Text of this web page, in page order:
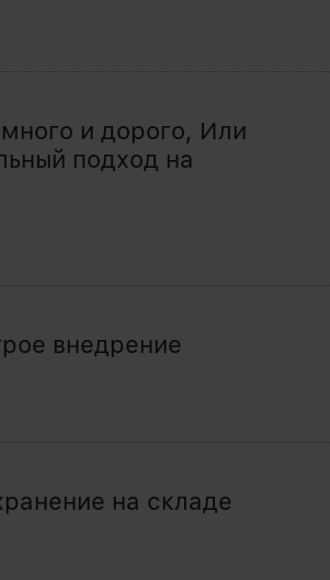
и дорого, Или
подход на
внедрение
на складе